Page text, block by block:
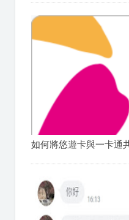
如何將悠遊卡與一卡通